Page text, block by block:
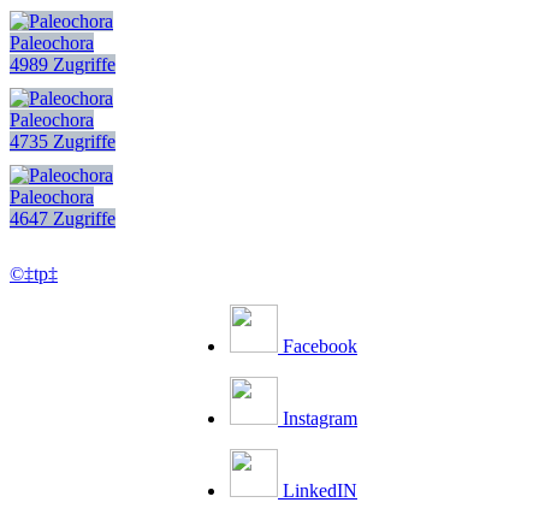
Paleochora
4989 Zugriffe
Paleochora
4735 Zugriffe
Paleochora
4647 Zugriffe
©‡tp‡
Facebook
Instagram
LinkedIN